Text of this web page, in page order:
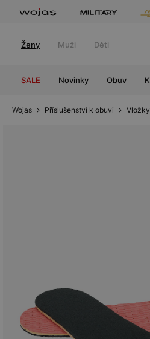
Ženy Muži Děti
SALE Novinky Obuv
Wojas Příslušenství k obuvi